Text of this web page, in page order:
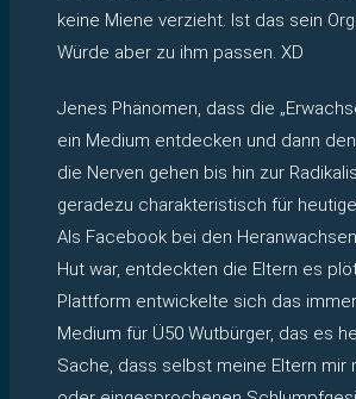
keine Miene verzieht. Ist das sein
Würde aber zu ihm passen. XD
Jenes Phänomen, dass die
ein Medium entdecken und dann
die Nerven gehen bis hin zur
geradezu charakteristisch für
Als Facebook bei den
Hut war, entdeckten die Eltern es
Plattform entwickelte sich das
Medium für Ü50 Wutbürger, das es
Sache, dass selbst meine Eltern mir